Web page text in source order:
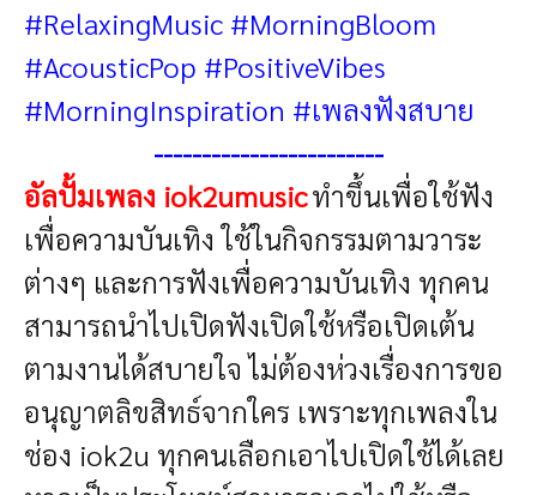
#RelaxingMusic #MorningBloom
#AcousticPop #PositiveVibes
#MorningInspiration #เพลงฟังสบาย
------------------------
อัลปั้มเพลง iok2umusicทำขึ้นเพื่อใช้ฟัง
เพื่อความบันเทิง ใช้ในกิจกรรมตามวาระ
ต่างๆ และการฟังเพื่อความบันเทิง ทุกคน
สามารถนำไปเปิดฟังเปิดใช้หรือเปิดเต้น
ตามงานได้สบายใจ ไม่ต้องห่วงเรื่องการขอ
อนุญาตลิขสิทธ์จากใคร เพราะทุกเพลงใน
ช่อง iok2u ทุกคนเลือกเอาไปเปิดใช้ได้เลย